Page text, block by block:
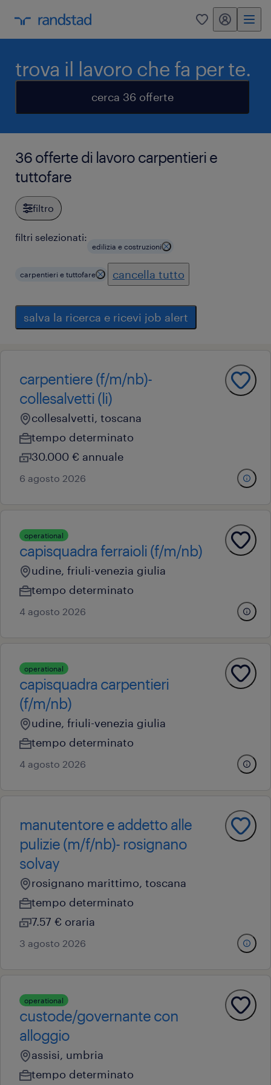
0 my randstad
trova il lavoro che fa per te.
cerca 36 offerte
36 offerte di lavoro carpentieri e
tuttofare
filtro
filtri selezionati:
edilizia e costruzioni
carpentieri e tuttofare cancella tutto
salva la ricerca e ricevi job alert
carpentiere (f/m/nb)-
collesalvetti (li)
collesalvetti, toscana
tempo determinato
30.000 € annuale
6 agosto 2026
operational
capisquadra ferraioli (f/m/nb)
udine, friuli-venezia giulia
tempo determinato
4 agosto 2026
operational
capisquadra carpentieri
(f/m/nb)
udine, friuli-venezia giulia
tempo determinato
4 agosto 2026
manutentore e addetto alle
pulizie (m/f/nb)- rosignano
solvay
rosignano marittimo, toscana
tempo determinato
7.57 € oraria
3 agosto 2026
operational
custode/governante con
alloggio
assisi, umbria
tempo determinato